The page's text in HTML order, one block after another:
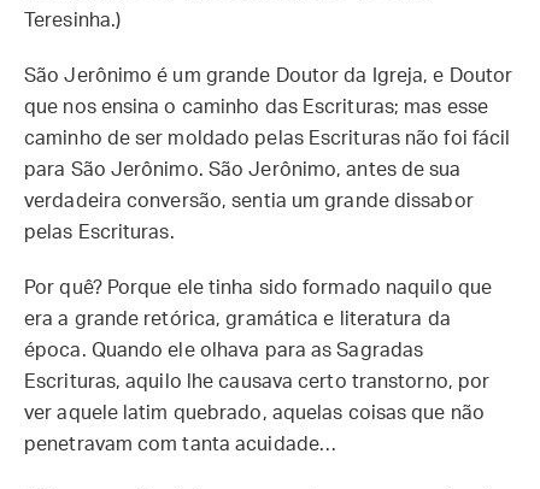
Teresinha.)
São Jerônimo é um grande Doutor da Igreja, e Doutor
que nos ensina o caminho das Escrituras; mas esse
caminho de ser moldado pelas Escrituras não foi fácil
para São Jerônimo. São Jerônimo, antes de sua
verdadeira conversão, sentia um grande dissabor
pelas Escrituras.
Por quê? Porque ele tinha sido formado naquilo que
era a grande retórica, gramática e literatura da
época. Quando ele olhava para as Sagradas
Escrituras, aquilo lhe causava certo transtorno, por
ver aquele latim quebrado, aquelas coisas que não
penetravam com tanta acuidade…